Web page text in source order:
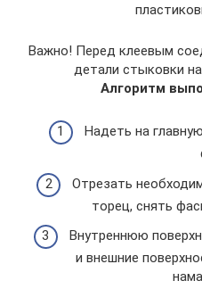
Важно! Перед клеевым
детали стыковки
Алгоритм
Надеть на
Отрезать
торец, снять
Внутреннюю
и внешние